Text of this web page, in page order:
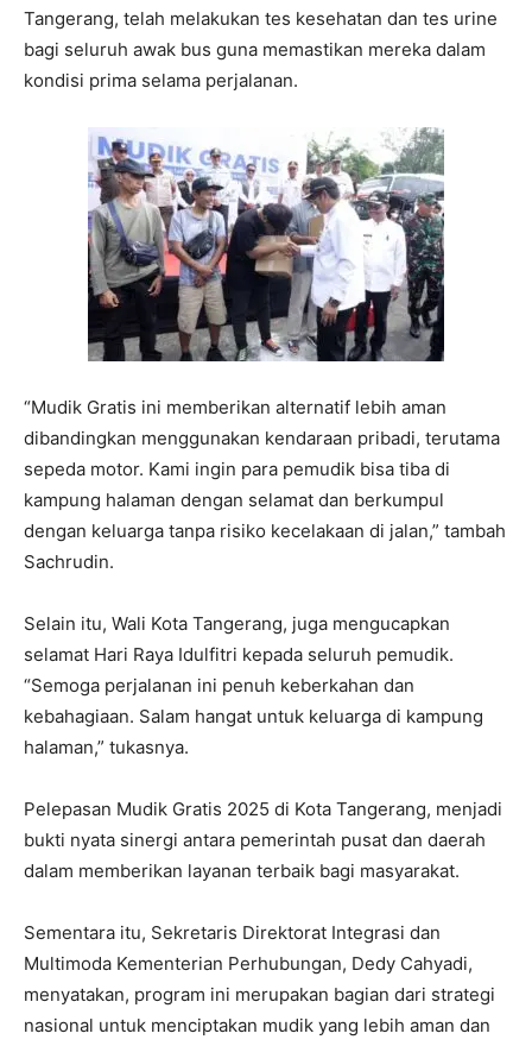
Tangerang, telah melakukan tes kesehatan dan tes urine
bagi seluruh awak bus guna memastikan mereka dalam
kondisi prima selama perjalanan.
“Mudik Gratis ini memberikan alternatif lebih aman
dibandingkan menggunakan kendaraan pribadi, terutama
sepeda motor. Kami ingin para pemudik bisa tiba di
kampung halaman dengan selamat dan berkumpul
dengan keluarga tanpa risiko kecelakaan di jalan,” tambah
Sachrudin.
Selain itu, Wali Kota Tangerang, juga mengucapkan
selamat Hari Raya Idulfitri kepada seluruh pemudik.
“Semoga perjalanan ini penuh keberkahan dan
kebahagiaan. Salam hangat untuk keluarga di kampung
halaman,” tukasnya.
Pelepasan Mudik Gratis 2025 di Kota Tangerang, menjadi
bukti nyata sinergi antara pemerintah pusat dan daerah
dalam memberikan layanan terbaik bagi masyarakat.
Sementara itu, Sekretaris Direktorat Integrasi dan
Multimoda Kementerian Perhubungan, Dedy Cahyadi,
menyatakan, program ini merupakan bagian dari strategi
nasional untuk menciptakan mudik yang lebih aman dan